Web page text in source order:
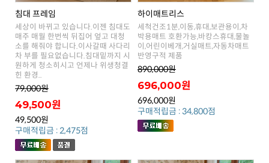
침대 프레임
힌 환경..
79,000원
49,500원
49,500원
구매적립금 : 2,475점
하이매트리스
반영구적 제품
890,000원
696,000원
696,000원
구매적립금 : 34,800점